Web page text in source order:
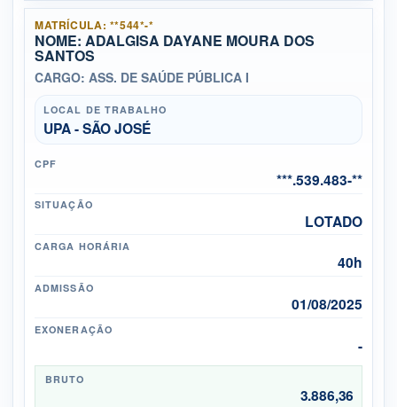
MATRÍCULA: **544*-*
NOME: ADALGISA DAYANE MOURA DOS
SANTOS
CARGO: ASS. DE SAÚDE PÚBLICA I
LOCAL DE TRABALHO
UPA - SÃO JOSÉ
CPF
***.539.483-**
SITUAÇÃO
LOTADO
CARGA HORÁRIA
40h
ADMISSÃO
01/08/2025
EXONERAÇÃO
-
BRUTO
3.886,36